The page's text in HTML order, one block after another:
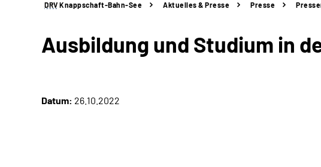
DRV Knappschaft-Bahn-See Aktuelles & Presse Presse
Ausbildung und Studium in
Datum: 26.10.2022